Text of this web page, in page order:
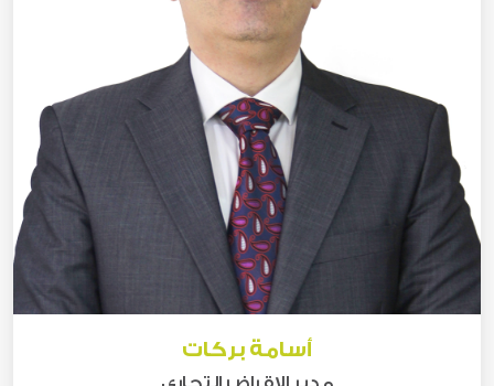
أسامة بركات